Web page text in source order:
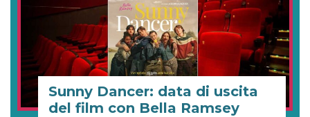
Sunny Dancer: data di uscita
del film con Bella Ramsey